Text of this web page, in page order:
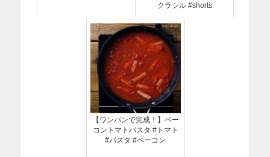
クラシル #shorts
【ワンパンで完成！】ベー
コントマトパスタ #トマト
#パスタ #ベーコン